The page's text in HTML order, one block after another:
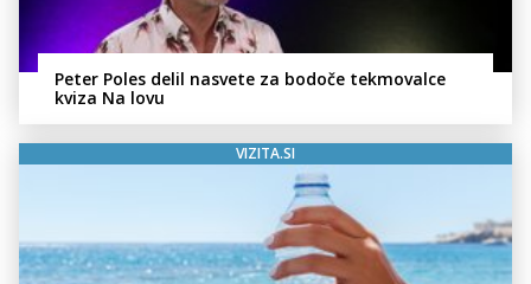
Peter Poles delil nasvete za bodoče tekmovalce
kviza Na lovu
VIZITA.SI